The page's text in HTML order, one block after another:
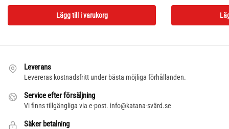
Lägg till i varukorg
Leverans
Levereras kostnadsfritt under bästa möjliga förhållanden.
Service efter försäljning
Vi finns tillgängliga via e-post. info@katana-svärd.se
Säker betalning